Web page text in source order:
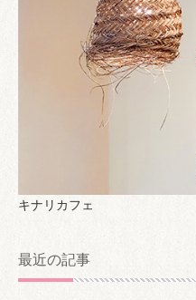
キナリカフェ
最近の記事